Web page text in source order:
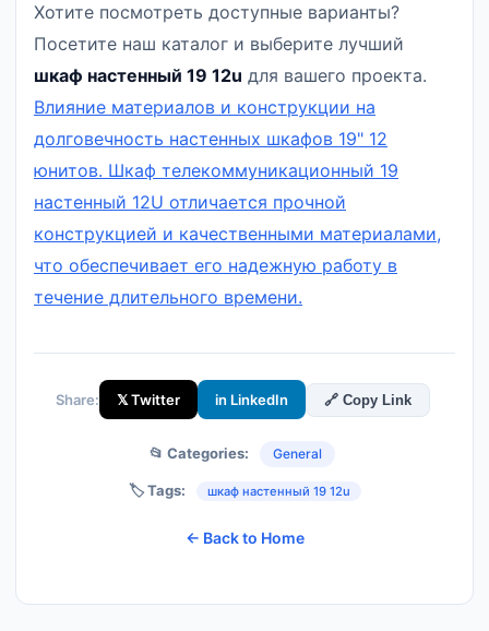
Хотите посмотреть доступные варианты?
Посетите наш каталог и выберите лучший
шкаф настенный 19 12u для вашего проекта.
Влияние материалов и конструкции на
долговечность настенных шкафов 19" 12
юнитов. Шкаф телекоммуникационный 19
настенный 12U отличается прочной
конструкцией и качественными материалами,
что обеспечивает его надежную работу в
течение длительного времени.
Share: 𝕏 Twitter in LinkedIn 🔗 Copy Link
📂 Categories: General
🏷️ Tags: шкаф настенный 19 12u
← Back to Home